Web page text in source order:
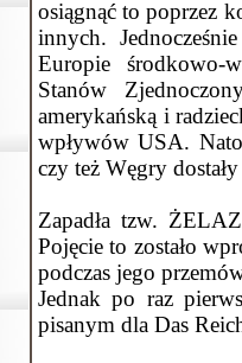
osiągnąć to poprzez
innych.
Europie środkowo-
Stanów
amerykańską i
wpływów USA.
czy też Węgry
Zapadła tzw.
Pojęcie to zostało
podczas jego
Jednak po raz
pisanym dla Das